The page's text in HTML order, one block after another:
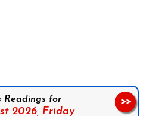
Readings for
2026, Friday
>>